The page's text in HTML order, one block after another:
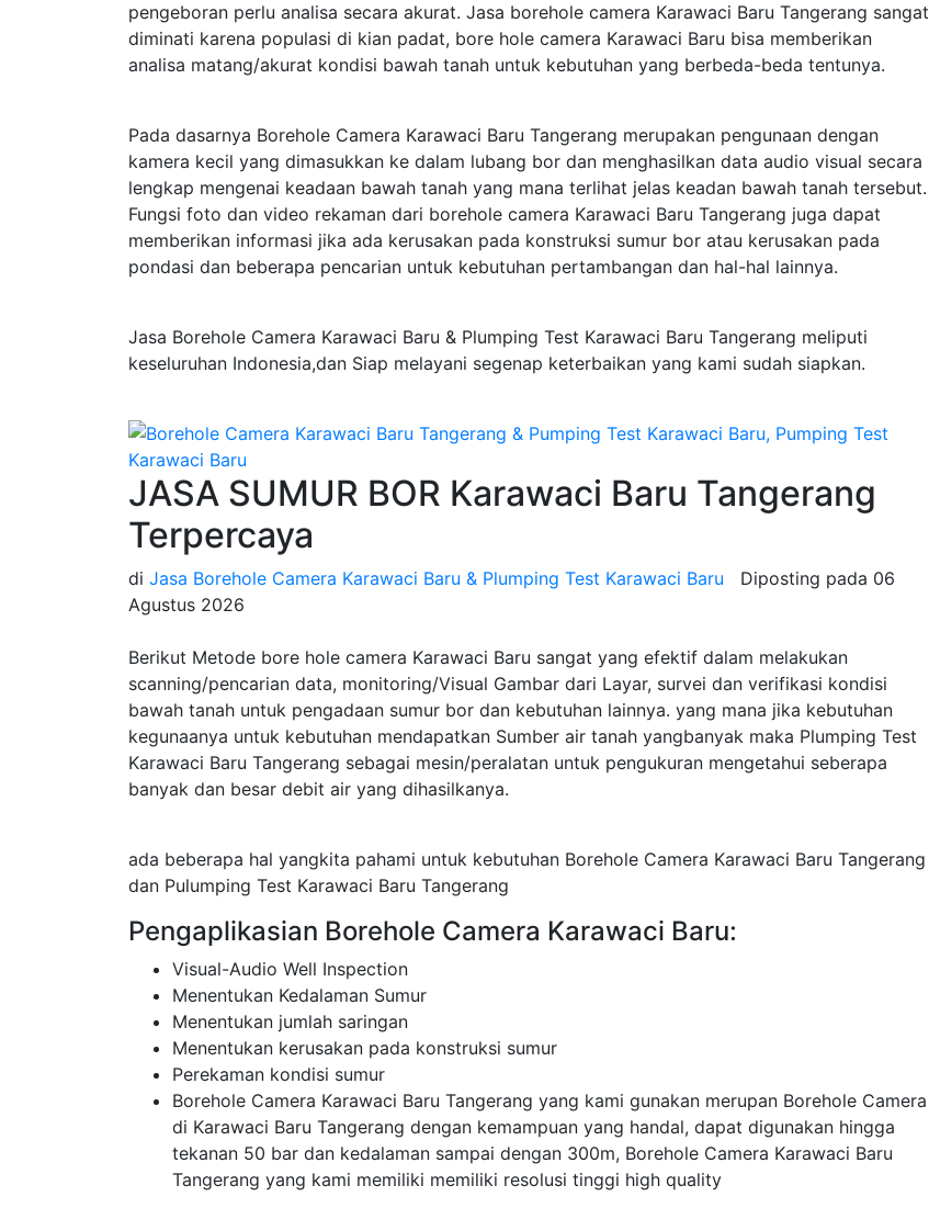
pengeboran perlu analisa secara akurat. Jasa borehole camera Karawaci Baru Tangerang sangat
diminati karena populasi di kian padat, bore hole camera Karawaci Baru bisa memberikan
analisa matang/akurat kondisi bawah tanah untuk kebutuhan yang berbeda-beda tentunya.
Pada dasarnya Borehole Camera Karawaci Baru Tangerang merupakan pengunaan dengan
kamera kecil yang dimasukkan ke dalam lubang bor dan menghasilkan data audio visual secara
lengkap mengenai keadaan bawah tanah yang mana terlihat jelas keadan bawah tanah tersebut.
Fungsi foto dan video rekaman dari borehole camera Karawaci Baru Tangerang juga dapat
memberikan informasi jika ada kerusakan pada konstruksi sumur bor atau kerusakan pada
pondasi dan beberapa pencarian untuk kebutuhan pertambangan dan hal-hal lainnya.
Jasa Borehole Camera Karawaci Baru & Plumping Test Karawaci Baru Tangerang meliputi
keseluruhan Indonesia,dan Siap melayani segenap keterbaikan yang kami sudah siapkan.
JASA SUMUR BOR Karawaci Baru Tangerang
Terpercaya
di Jasa Borehole Camera Karawaci Baru & Plumping Test Karawaci Baru Diposting pada 06
Agustus 2026
Berikut Metode bore hole camera Karawaci Baru sangat yang efektif dalam melakukan
scanning/pencarian data, monitoring/Visual Gambar dari Layar, survei dan verifikasi kondisi
bawah tanah untuk pengadaan sumur bor dan kebutuhan lainnya. yang mana jika kebutuhan
kegunaanya untuk kebutuhan mendapatkan Sumber air tanah yangbanyak maka Plumping Test
Karawaci Baru Tangerang sebagai mesin/peralatan untuk pengukuran mengetahui seberapa
banyak dan besar debit air yang dihasilkanya.
ada beberapa hal yangkita pahami untuk kebutuhan Borehole Camera Karawaci Baru Tangerang
dan Pulumping Test Karawaci Baru Tangerang
Pengaplikasian Borehole Camera Karawaci Baru:
Visual-Audio Well Inspection
Menentukan Kedalaman Sumur
Menentukan jumlah saringan
Menentukan kerusakan pada konstruksi sumur
Perekaman kondisi sumur
Borehole Camera Karawaci Baru Tangerang yang kami gunakan merupan Borehole Camera
di Karawaci Baru Tangerang dengan kemampuan yang handal, dapat digunakan hingga
tekanan 50 bar dan kedalaman sampai dengan 300m, Borehole Camera Karawaci Baru
Tangerang yang kami memiliki memiliki resolusi tinggi high quality